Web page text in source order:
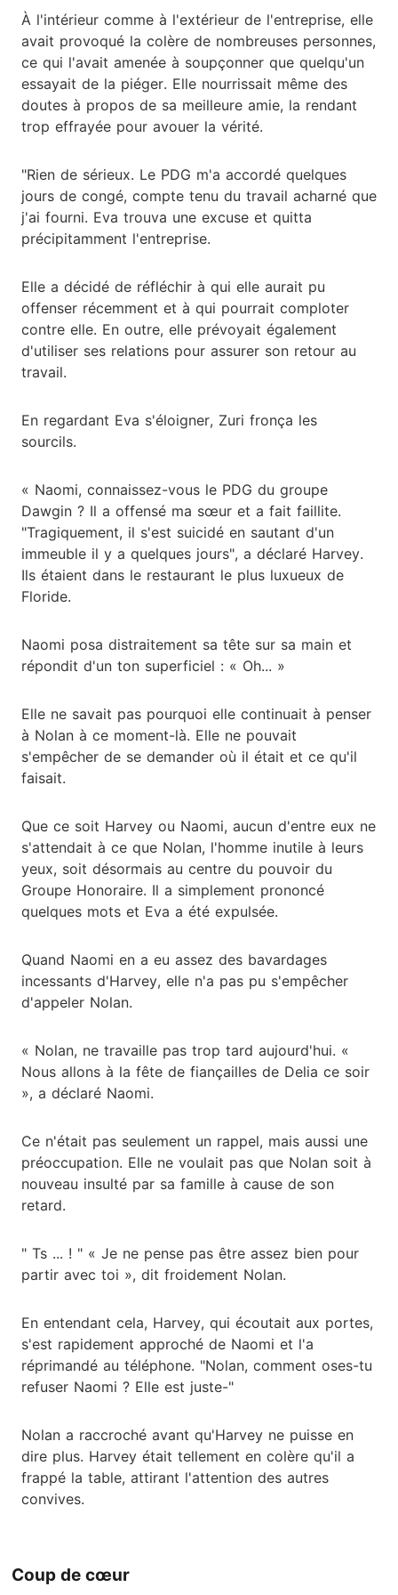
À l'intérieur comme à l'extérieur de l'entreprise, elle
avait provoqué la colère de nombreuses personnes,
ce qui l'avait amenée à soupçonner que quelqu'un
essayait de la piéger. Elle nourrissait même des
doutes à propos de sa meilleure amie, la rendant
trop effrayée pour avouer la vérité.
"Rien de sérieux. Le PDG m'a accordé quelques
jours de congé, compte tenu du travail acharné que
j'ai fourni. Eva trouva une excuse et quitta
précipitamment l'entreprise.
Elle a décidé de réfléchir à qui elle aurait pu
offenser récemment et à qui pourrait comploter
contre elle. En outre, elle prévoyait également
d'utiliser ses relations pour assurer son retour au
travail.
En regardant Eva s'éloigner, Zuri fronça les
sourcils.
« Naomi, connaissez-vous le PDG du groupe
Dawgin ? Il a offensé ma sœur et a fait faillite.
"Tragiquement, il s'est suicidé en sautant d'un
immeuble il y a quelques jours", a déclaré Harvey.
Ils étaient dans le restaurant le plus luxueux de
Floride.
Naomi posa distraitement sa tête sur sa main et
répondit d'un ton superficiel : « Oh... »
Elle ne savait pas pourquoi elle continuait à penser
à Nolan à ce moment-là. Elle ne pouvait
s'empêcher de se demander où il était et ce qu'il
faisait.
Que ce soit Harvey ou Naomi, aucun d'entre eux ne
s'attendait à ce que Nolan, l'homme inutile à leurs
yeux, soit désormais au centre du pouvoir du
Groupe Honoraire. Il a simplement prononcé
quelques mots et Eva a été expulsée.
Quand Naomi en a eu assez des bavardages
incessants d'Harvey, elle n'a pas pu s'empêcher
d'appeler Nolan.
« Nolan, ne travaille pas trop tard aujourd'hui. «
Nous allons à la fête de fiançailles de Delia ce soir
», a déclaré Naomi.
Ce n'était pas seulement un rappel, mais aussi une
préoccupation. Elle ne voulait pas que Nolan soit à
nouveau insulté par sa famille à cause de son
retard.
" Ts ... ! " « Je ne pense pas être assez bien pour
partir avec toi », dit froidement Nolan.
En entendant cela, Harvey, qui écoutait aux portes,
s'est rapidement approché de Naomi et l'a
réprimandé au téléphone. "Nolan, comment oses-tu
refuser Naomi ? Elle est juste-"
Nolan a raccroché avant qu'Harvey ne puisse en
dire plus. Harvey était tellement en colère qu'il a
frappé la table, attirant l'attention des autres
convives.
Coup de cœur